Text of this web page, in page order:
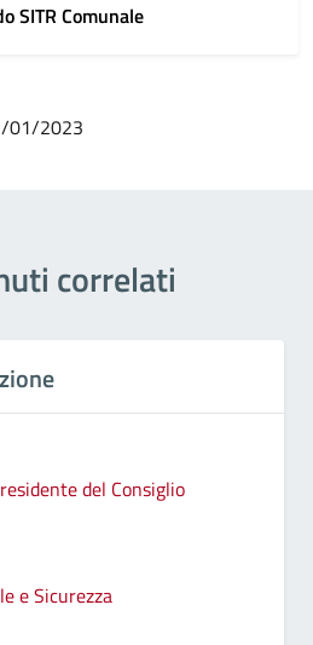
SITR Comunale
01/2023
correlati
del Consiglio
e Sicurezza